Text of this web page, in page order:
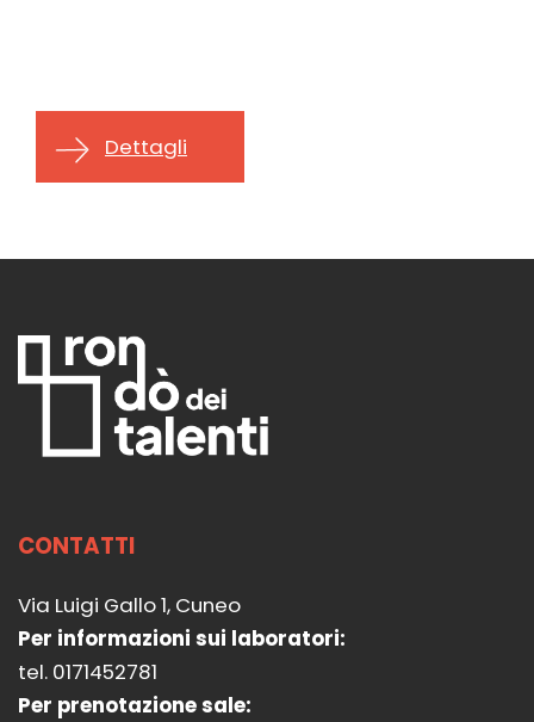
Dettagli
CONTATTI
Via Luigi Gallo 1, Cuneo
Per informazioni sui laboratori:
tel. 0171452781
Per prenotazione sale: